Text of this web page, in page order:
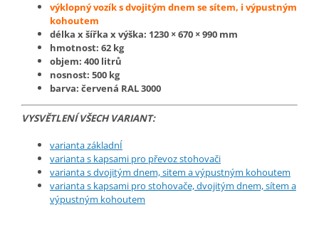
výklopný vozík s dvojitým dnem se sítem, i výpustným
kohoutem
délka x šířka x výška: 1230 × 670 × 990 mm
hmotnost: 62 kg
objem: 400 litrů
nosnost: 500 kg
barva: červená RAL 3000
VYSVĚTLENÍ VŠECH VARIANT:
varianta základnÍ
varianta s kapsami pro převoz stohovači
varianta s dvojitým dnem, sitem a výpustným kohoutem
varianta s kapsami pro stohovače, dvojitým dnem, sítem a
výpustným kohoutem